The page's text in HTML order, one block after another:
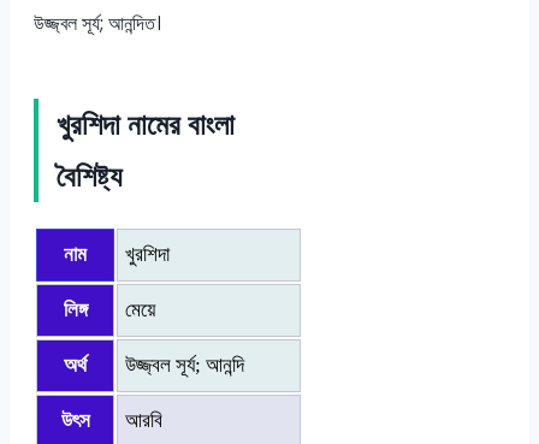
উজ্জ্বল সূর্য; আনন্দিত।
খুরশিদা নামের বাংলা
বৈশিষ্ট্য
নাম খুরশিদা
লিঙ্গ মেয়ে
অর্থ উজ্জ্বল সূর্য; আনন্দি
উৎস আরবি